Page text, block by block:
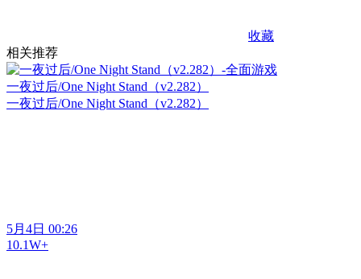
收藏
相关推荐
一夜过后/One Night Stand（v2.282）
一夜过后/One Night Stand（v2.282）
5月4日 00:26
10.1W+